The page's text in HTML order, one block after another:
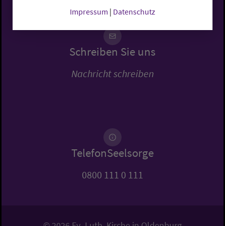
Schreiben Sie uns
Nachricht schreiben
TelefonSeelsorge
0800 111 0 111
Impressum | Datenschutz